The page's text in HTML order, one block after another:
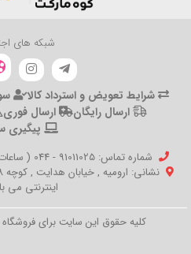
شبکه های
شرایط تعویض و استرداد کالا
ارسال رایگان
ارسال فوری
پیگیری
شماره تماس‌: 91011025 - 044 ( ساعات پاسخ گویی 9 صبح تا 19 عصر )
اینترنتی می
کلیه حقوق این سایت برای